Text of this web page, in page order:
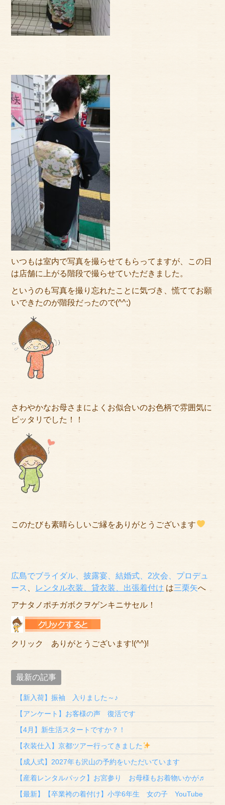
いつもは室内で写真を撮らせてもらってますが、この日
は店舗に上がる階段で撮らせていただきました。
というのも写真を撮り忘れたことに気づき、慌ててお願
いできたのが階段だったので(^^;)
さわやかなお母さまによくお似合いのお色柄で雰囲気に
ピッタリでした！！
このたびも素晴らしいご縁をありがとうございます
広島でブライダル、披露宴、結婚式、2次会、プロデュ
ース
レンタル衣装、貸衣装 、出張着付け は三栗矢へ
アナタノポチガボクヲゲンキニサセル！
クリック ありがとうございます!(^^)!
最新の記事
【新入荷】振袖 入りました～♪
【アンケート】お客様の声 復活です
【4月】新生活スタートですか？！
【衣装仕入】京都ツアー行ってきました
【成人式】2027年も沢山の予約をいただいています
【産着レンタルパック】お宮参り お母様もお着物いかが♬
【最新】【卒業袴の着付け】小学6年生 女の子 YouTube